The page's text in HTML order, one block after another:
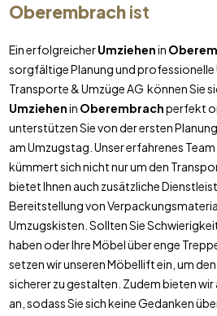
Oberembrachist
Ein erfolgreicherUmziehenin
sorgfältige Planung und professionelle
Transporte & Umzüge AG können Sie
Umziehenin Oberembrachperfekt
unterstützen Sie von der ersten
am Umzugstag. Unser erfahrenes Team
kümmert sich nicht nur um den
bietet Ihnen auch zusätzliche
Bereitstellung von
Umzugskisten. Sollten Sie
haben oder Ihre Möbel über enge
setzen wir unseren Möbellift ein, um den
sicherer zu gestalten. Zudem bieten
an, sodass Sie sich keine Gedanken